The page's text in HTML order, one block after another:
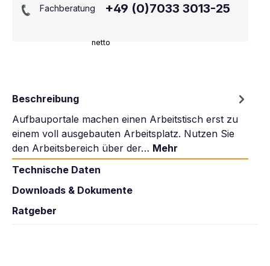
netto
Fachberatung +49 (0)7033 3013-25
Beschreibung
Aufbauportale machen einen Arbeitstisch erst zu
einem voll ausgebauten Arbeitsplatz. Nutzen Sie
den Arbeitsbereich über der… Mehr
Technische Daten
Downloads & Dokumente
Ratgeber